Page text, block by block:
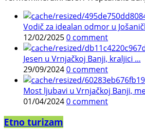
Vodič za idealan odmor u
12/02/20250 comment
Jesen u Vrnjačkoj Banji, kraljici ...
29/09/20240 comment
Most ljubavi u Vrnjačkoj Banji,
01/04/20240 comment
Etno turizam